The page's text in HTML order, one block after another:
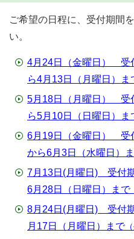
ご希望の日程に、受付期間
い。
4月24日（金曜日） 受
ら4月13日（月曜日）ま
5月18日（月曜日） 受
ら5月10日（日曜日）ま
6月19日（金曜日） 受
から6月3日（水曜日）
7月13日(月曜日) 受付
6月28日（日曜日）まで
8月24日(月曜日) 受付
月17日（月曜日）まで